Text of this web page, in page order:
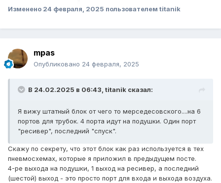
Изменено 24 февраля, 2025 пользователем titanik
mpas
Опубликовано 24 февраля, 2025
В 24.02.2025 в 06:43, titanik сказал:
Я вижу штатный блок от чего то мерседесовского....на 6
портов для трубок. 4 порта идут на подушки. Один порт
"ресивер", последний "спуск".
Скажу по секрету, что этот блок как раз используется в тех
пневмосхемах, которые я приложил в предыдущем посте.
4-ре выхода на подушки, 1 выход на ресивер, а последний
(шестой) выход - это просто порт для входа и выхода воздуха.